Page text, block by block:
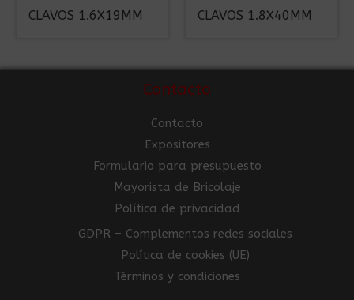
CLAVOS 1.6X19MM CLAVOS 1.8X40MM
Contacto
Contacto
Expositores
Formulario para presupuesto
Mayorista de Bricolaje
Política de privacidad
GDPR – Complementos redes sociales
Política de cookies (UE)
Términos y condiciones